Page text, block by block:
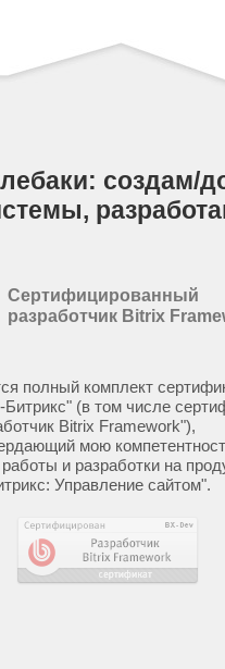
создам/
Сертифицированный
разработчик Bitrix
полный комплект
Битрикс" (в том числе
Bitrix Framework"),
мою
и разработки на
Управление сайтом".